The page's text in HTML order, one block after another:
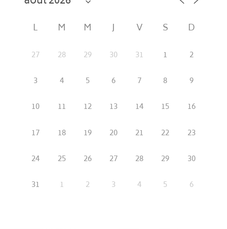
L M M J V S D
27 28 29 30 31 1
2
3
4 5 6 7 8
9
10
11 12 13 14 15
16
17
18 19 20 21 22
23
24
25 26 27 28 29
30
31
1 2 3 4 5 6